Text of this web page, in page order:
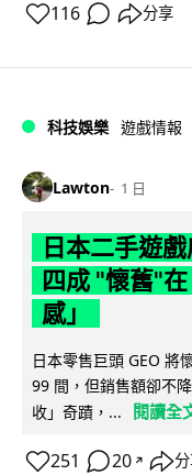
116 分享
科技娛樂 遊戲情報
Lawton 1 日
日本二手遊
四成 "懷舊"
感」
日本零售巨頭 GEO 將
99 間，但銷售額卻不
收」奇蹟，...
閱讀全
251 20 ↗